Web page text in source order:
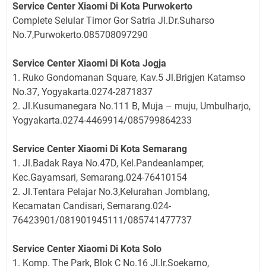
Service Center Xiaomi Di Kota Purwokerto
Complete Selular Timor Gor Satria Jl.Dr.Suharso
No.7,Purwokerto.085708097290
Service Center Xiaomi Di Kota Jogja
1. Ruko Gondomanan Square, Kav.5 Jl.Brigjen Katamso
No.37, Yogyakarta.0274-2871837
2. Jl.Kusumanegara No.111 B, Muja – muju, Umbulharjo,
Yogyakarta.0274-4469914/085799864233
Service Center Xiaomi Di Kota Semarang
1. Jl.Badak Raya No.47D, Kel.Pandeanlamper,
Kec.Gayamsari, Semarang.024-76410154
2. Jl.Tentara Pelajar No.3,Kelurahan Jomblang,
Kecamatan Candisari, Semarang.024-
76423901/081901945111/085741477737
Service Center Xiaomi Di Kota Solo
1. Komp. The Park, Blok C No.16 Jl.Ir.Soekarno,